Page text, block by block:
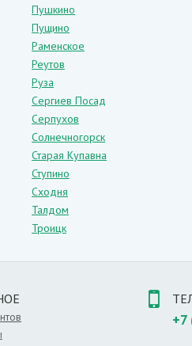
и особенно стиля прованс.
выглядит белый
Пушкино
Пущино
Раменское
Реутов
Руза
Сергиев Посад
Серпухов
Солнечногорск
Старая Купавна
Ступино
Сходня
Талдом
Троицк
+7